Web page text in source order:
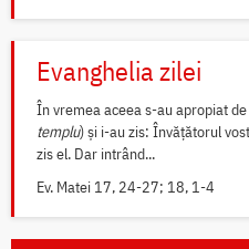
Evanghelia zilei
În vremea aceea s-au apropiat
templu) și i-au zis: Învățătorul
zis el. Dar intrând...
Ev. Matei 17, 24-27; 18, 1-4